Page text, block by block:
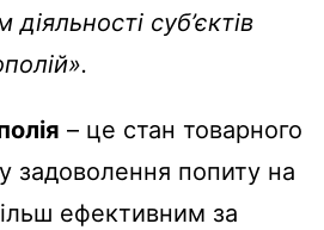
діяльності суб’єктів
– це стан товарного
задоволення попиту на
ефективним за